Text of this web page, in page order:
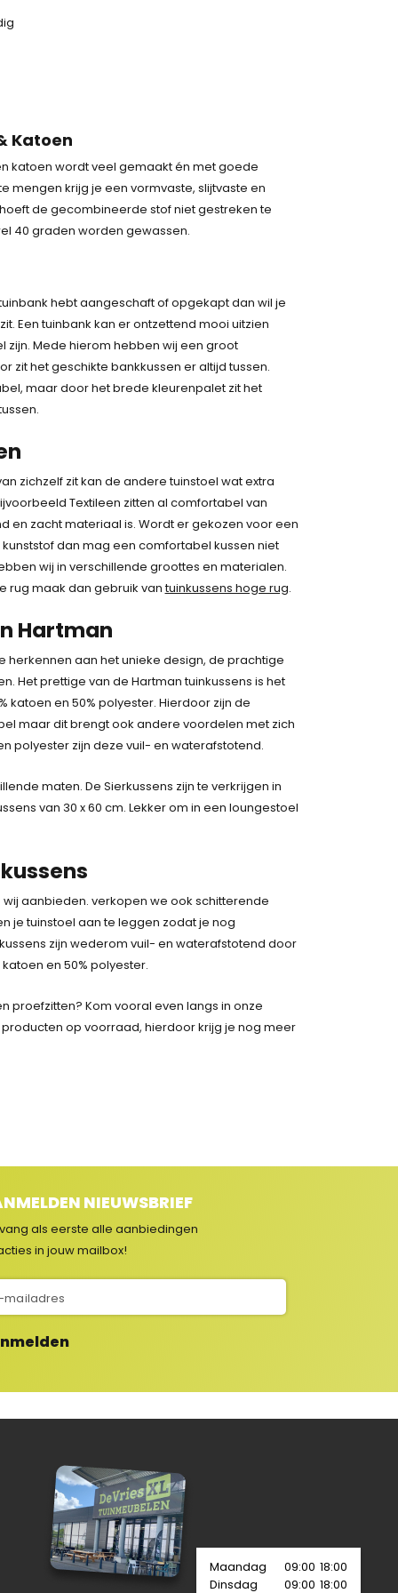
Katoen
katoen wordt veel gemaakt én met goede
mengen krijg je een vormvaste, slijtvaste en
de gecombineerde stof niet gestreken te
40 graden worden gewassen.
hebt aangeschaft of opgekapt dan wil je
Een tuinbank kan er ontzettend mooi uitzien
Mede hierom hebben wij een groot
zit het geschikte bankkussen er altijd tussen.
maar door het brede kleurenpalet zit het
zichzelf zit kan de andere tuinstoel wat extra
Textileen zitten al comfortabel van
en zacht materiaal is. Wordt er gekozen voor een
dan mag een comfortabel kussen niet
wij in verschillende groottes en materialen.
rug maak dan gebruik vantuinkussens hoge rug.
Hartman
herkennen aan het unieke design, de prachtige
Het prettige van de Hartman tuinkussens is het
katoen en 50% polyester. Hierdoor zijn de
maar dit brengt ook andere voordelen met zich
polyester zijn deze vuil- en waterafstotend.
maten. De Sierkussens zijn te verkrijgen in
van 30 x 60 cm. Lekker om in een loungestoel
aanbieden. verkopen we ook schitterende
je tuinstoel aan te leggen zodat je nog
zijn wederom vuil- en waterafstotend door
en 50% polyester.
proefzitten? Kom vooral even langs in onze
op voorraad, hierdoor krijg je nog meer
NIEUWSBRIEF
als eerste alle aanbiedingen
in jouw mailbox!
Maandag 09:00 18:00
Dinsdag
09:00 18:00